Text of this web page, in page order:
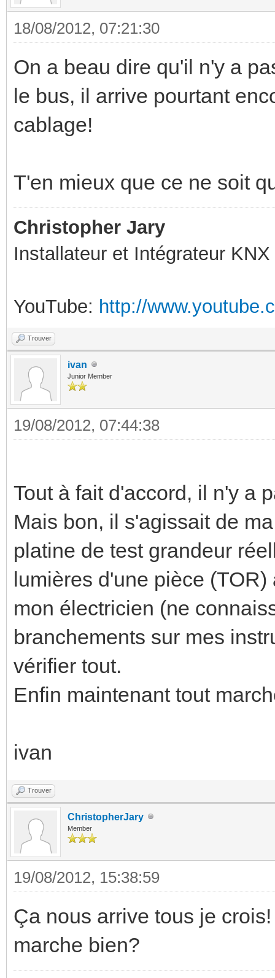
18/08/2012, 07:21:30
On a beau dire qu'il n'y a
le bus, il arrive pourtant
cablage!
T'en mieux que ce ne soit
Christopher Jary
Installateur et Intégrateur KNX
YouTube: http://
Trouver
ivan
Junior Member
19/08/2012, 07:44:38
Tout à fait d'accord, il n'y a
Mais bon, il s'agissait de
platine de test grandeur
lumières d'une pièce
mon électricien (ne
branchements sur mes
vérifier tout.
Enfin maintenant tout
ivan
Trouver
ChristopherJary
Member
19/08/2012, 15:38:59
Ça nous arrive tous je
marche bien?